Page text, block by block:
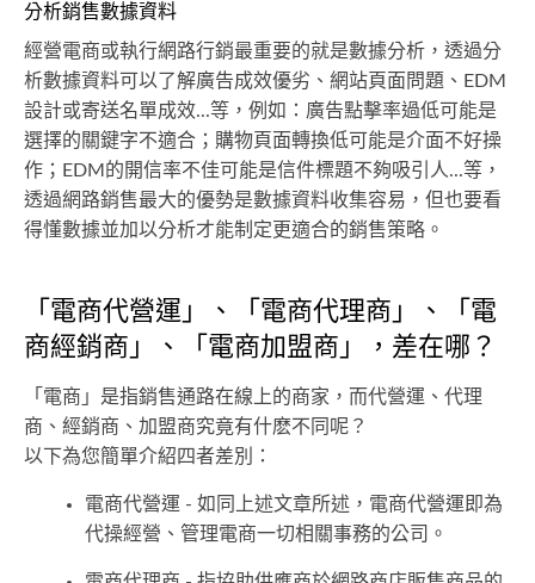
分析銷售數據資料
經營電商或執行網路行銷最重要的就是數據分析，透過分
析數據資料可以了解廣告成效優劣、網站頁面問題、EDM
設計或寄送名單成效...等，例如：廣告點擊率過低可能是
選擇的關鍵字不適合；購物頁面轉換低可能是介面不好操
作；EDM的開信率不佳可能是信件標題不夠吸引人...等，
透過網路銷售最大的優勢是數據資料收集容易，但也要看
得懂數據並加以分析才能制定更適合的銷售策略。
「電商代營運」、「電商代理商」、「電
商經銷商」、「電商加盟商」，差在哪？
「電商」是指銷售通路在線上的商家，而代營運、代理
商、經銷商、加盟商究竟有什麽不同呢？
以下為您簡單介紹四者差別：
電商代營運 - 如同上述文章所述，電商代營運即為
代操經營、管理電商一切相關事務的公司。